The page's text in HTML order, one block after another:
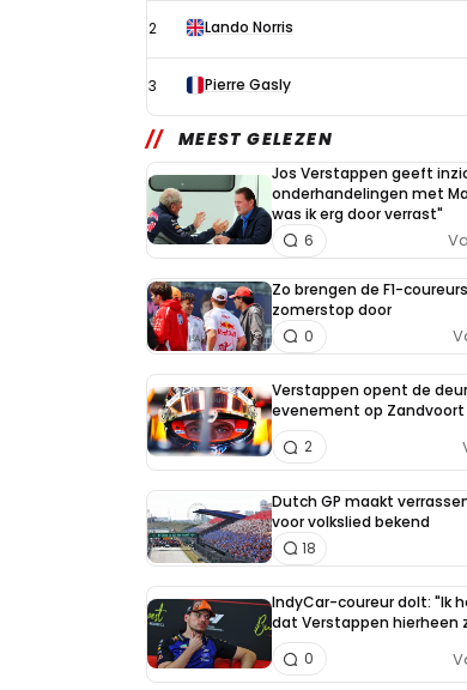
Verstappen
tijdens
tweede
vrije
training
GP
Hongarije
2 Lando Norris
3 Pierre Gasly
MEEST GELEZEN
Jos Verstappen geeft
onderhandelingen met
was ik erg door verrast"
6
Zo brengen de F1-
zomerstop door
0
Verstappen opent de
evenement op Zandvoort
2
Dutch GP maakt
voor volkslied bekend
18
IndyCar-coureur dolt: "Ik
dat Verstappen hierheen
0